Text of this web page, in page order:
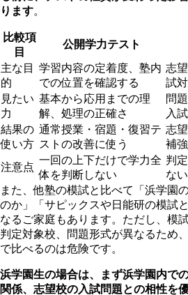
ります。
比較項
目
公開学力テスト
主な目
的
学習内容の定着度、塾内
での位置を確認する
志
試
見たい
力
基本から応用までの理
解、処理の正確さ
問
入
結果の
使い方
通常授業・宿題・復習テ
ストの改善に使う
志
補
注意点
一回の上下だけで学力全
体を判断しない
判
ない
また、他塾の模試と比べて「浜学園
のか」「サピックスや日能研の模試
なるご家庭もあります。ただし、模
判定対象校、問題形式が異なるため
で比べるのは危険です。
浜学園生の場合は、まず浜学園内で
関係、志望校の入試問題との相性を